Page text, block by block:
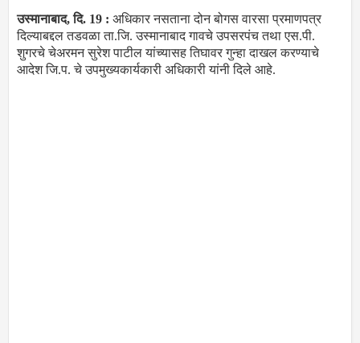
उस्मानाबाद, दि. 19 : अधिकार नसताना दोन बोगस वारसा प्रमाणपत्र
दिल्याबद्दल तडवळा ता.जि. उस्मानाबाद गावचे उपसरपंच तथा एस.पी.
शुगरचे चेअरमन सुरेश पाटील यांच्यासह तिघावर गुन्हा दाखल करण्याचे
आदेश जि.प. चे उपमुख्यकार्यकारी अधिकारी यांनी दिले आहे.